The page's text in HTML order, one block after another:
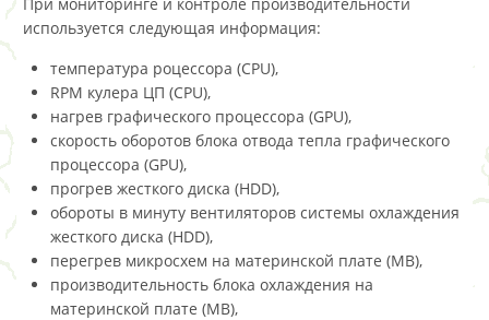
используется следующая информация:
температура роцессора (CPU),
RPM кулера ЦП (CPU),
нагрев графического процессора (GPU),
скорость оборотов блока отвода тепла графического
процессора (GPU),
прогрев жесткого диска (HDD),
обороты в минуту вентиляторов системы охлаждения
жесткого диска (HDD),
перегрев микросхем на материнской плате (MB),
производительность блока охлаждения на
материнской плате (MB),